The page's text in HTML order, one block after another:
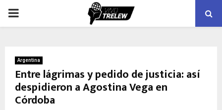
PRIMARY
Argentina
Entre lágrimas y pedido de justicia: así
despidieron a Agostina Vega en
Córdoba